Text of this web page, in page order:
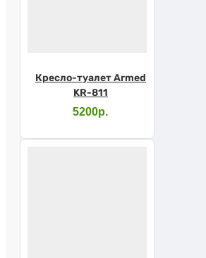
Кресло-туалет Armed
KR-811
5200р.